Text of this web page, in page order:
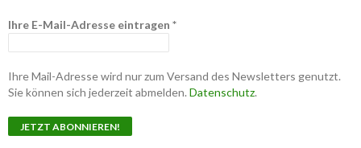
Ihre E-Mail-Adresse eintragen *
Ihre Mail-Adresse wird nur zum Versand des Newsletters genutzt.
Sie können sich jederzeit abmelden. Datenschutz.